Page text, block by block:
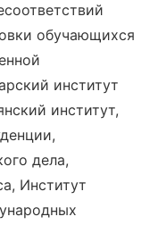
обучающихся
институт
институт,
дела,
Институт